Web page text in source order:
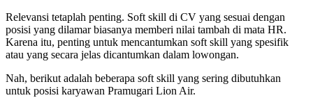
Relevansi tetaplah penting. Soft skill di CV yang sesuai dengan
posisi yang dilamar biasanya memberi nilai tambah di mata HR.
Karena itu, penting untuk mencantumkan soft skill yang spesifik
atau yang secara jelas dicantumkan dalam lowongan.
Nah, berikut adalah beberapa soft skill yang sering dibutuhkan
untuk posisi karyawan Pramugari Lion Air.